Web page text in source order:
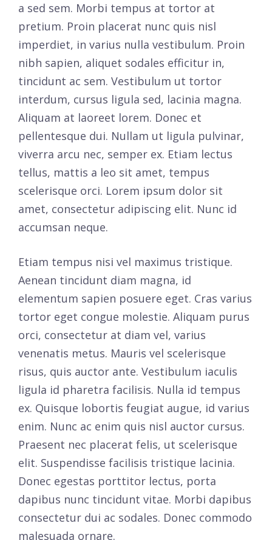
a sed sem. Morbi tempus at tortor at
pretium. Proin placerat nunc quis nisl
imperdiet, in varius nulla vestibulum. Proin
nibh sapien, aliquet sodales efficitur in,
tincidunt ac sem. Vestibulum ut tortor
interdum, cursus ligula sed, lacinia magna.
Aliquam at laoreet lorem. Donec et
pellentesque dui. Nullam ut ligula pulvinar,
viverra arcu nec, semper ex. Etiam lectus
tellus, mattis a leo sit amet, tempus
scelerisque orci. Lorem ipsum dolor sit
amet, consectetur adipiscing elit. Nunc id
accumsan neque.
Etiam tempus nisi vel maximus tristique.
Aenean tincidunt diam magna, id
elementum sapien posuere eget. Cras varius
tortor eget congue molestie. Aliquam purus
orci, consectetur at diam vel, varius
venenatis metus. Mauris vel scelerisque
risus, quis auctor ante. Vestibulum iaculis
ligula id pharetra facilisis. Nulla id tempus
ex. Quisque lobortis feugiat augue, id varius
enim. Nunc ac enim quis nisl auctor cursus.
Praesent nec placerat felis, ut scelerisque
elit. Suspendisse facilisis tristique lacinia.
Donec egestas porttitor lectus, porta
dapibus nunc tincidunt vitae. Morbi dapibus
consectetur dui ac sodales. Donec commodo
malesuada ornare.